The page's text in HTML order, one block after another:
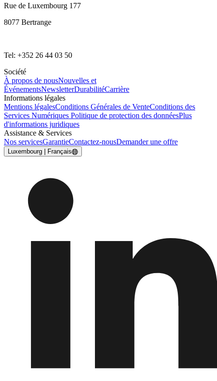
Rue de Luxembourg 177
8077 Bertrange
Tel: +352 26 44 03 50
Société
À propos de nousNouvelles et
ÉvénementsNewsletterDurabilitéCarrière
Informations légales
Mentions légalesConditions Générales de VenteConditions des
Services Numériques Politique de protection des donnéesPlus
d'informations juridiques
Assistance & Services
Nos servicesGarantieContactez-nousDemander une offre
Luxembourg | Français